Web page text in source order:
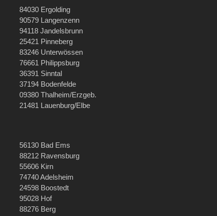
84030 Ergolding
90579 Langenzenn
94118 Jandelsbrunn
25421 Pinneberg
83246 Unterwössen
76661 Philippsburg
36391 Sinntal
37194 Bodenfelde
09380 Thalheim/Erzgeb.
21481 Lauenburg/Elbe
56130 Bad Ems
88212 Ravensburg
55606 Kirn
74740 Adelsheim
24598 Boostedt
95028 Hof
88276 Berg